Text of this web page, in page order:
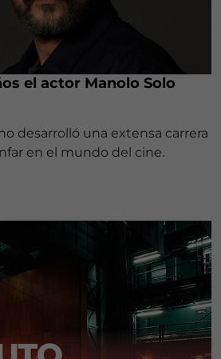
el actor Manolo Solo
desarrolló una extensa carrera
en el mundo del cine.